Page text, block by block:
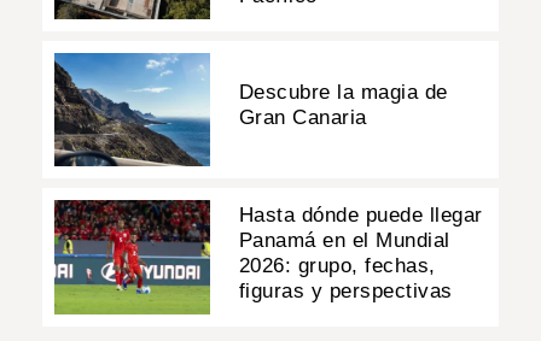
Descubre la magia de
Gran Canaria
Hasta dónde puede llegar
Panamá en el Mundial
2026: grupo, fechas,
figuras y perspectivas